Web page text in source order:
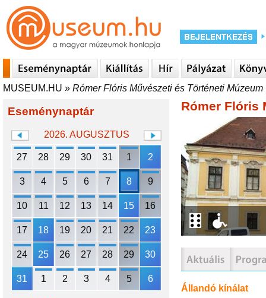
MUSEUM.HU » Rómer Flóris Művészeti és Történeti Múzeum
Eseménynaptár
2026. AUGUSZTUS
27 28 29 30 31 1 2
3 4 5 6 7 8 9
10 11 12 13 14 15 16
17 18 19 20 21 22 23
24 25 26 27 28 29 30
31 1 2 3 4 5 6
Rómer Flóris
Állandó kínálat